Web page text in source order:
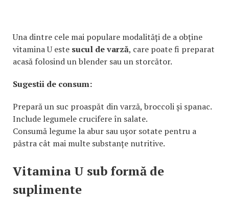
Una dintre cele mai populare modalități de a obține
vitamina U este sucul de varză, care poate fi preparat
acasă folosind un blender sau un storcător.
Sugestii de consum:
Prepară un suc proaspăt din varză, broccoli și spanac.
Include legumele crucifere în salate.
Consumă legume la abur sau ușor sotate pentru a
păstra cât mai multe substanțe nutritive.
Vitamina U sub formă de
suplimente